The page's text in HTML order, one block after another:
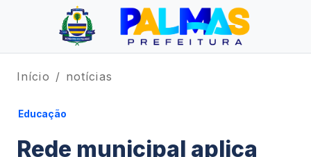
Início notícias
Educação
Rede municipal aplica